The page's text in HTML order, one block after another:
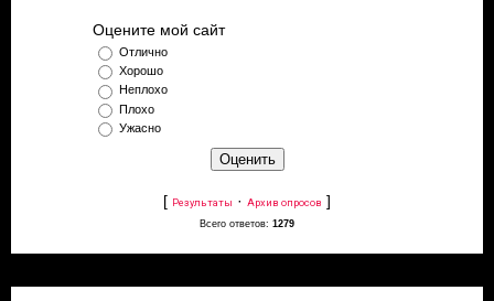
Оцените мой сайт
Отлично
Хорошо
Неплохо
Плохо
Ужасно
[ Результаты · Архив опросов ]
Всего ответов: 1279